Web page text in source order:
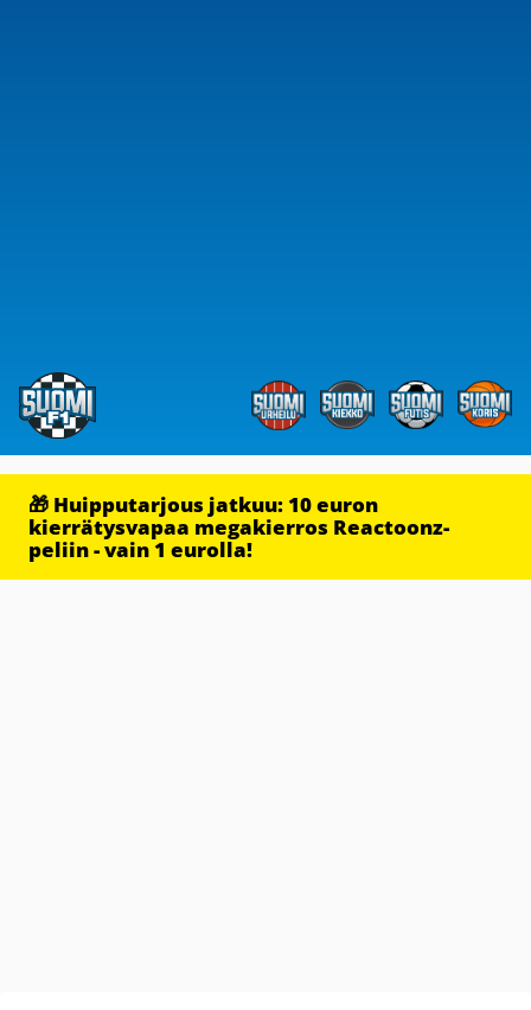
🎁 Huipputarjous jatkuu: 10 euron
kierrätysvapaa megakierros Reactoonz-
peliin - vain 1 eurolla!